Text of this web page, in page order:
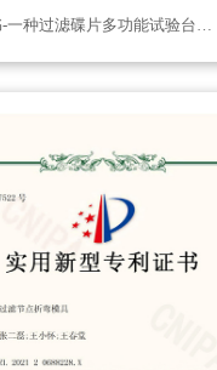
一种过滤碟片多功能试验台…